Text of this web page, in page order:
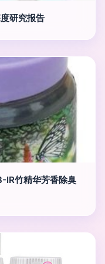
研究报告
竹精华芳香除臭